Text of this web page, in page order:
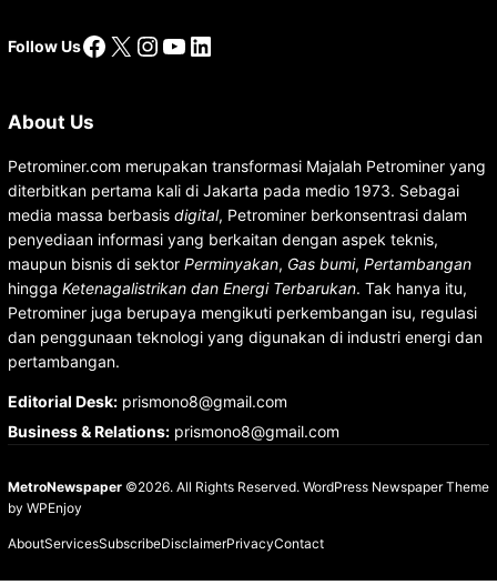
Follow UsFacebook
X Instagram
YouTube
LinkedIn
About Us
Petrominer.com merupakan transformasi Majalah Petrominer yang
diterbitkan pertama kali di Jakarta pada medio 1973. Sebagai
media massa berbasis digital, Petrominer berkonsentrasi dalam
penyediaan informasi yang berkaitan dengan aspek teknis,
maupun bisnis di sektor Perminyakan, Gas bumi, Pertambangan
hingga Ketenagalistrikan dan Energi Terbarukan. Tak hanya itu,
Petrominer juga berupaya mengikuti perkembangan isu, regulasi
dan penggunaan teknologi yang digunakan di industri energi dan
pertambangan.
Editorial Desk:prismono8@gmail.com
Business & Relations:prismono8@gmail.com
MetroNewspaper©2026. All Rights Reserved. WordPress Newspaper Theme
by WPEnjoy
AboutServicesSubscribeDisclaimerPrivacyContact